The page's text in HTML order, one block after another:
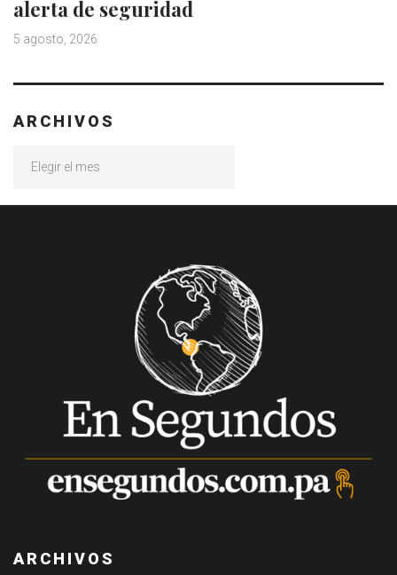
alerta de seguridad
5 agosto, 2026
ARCHIVOS
ARCHIVOS